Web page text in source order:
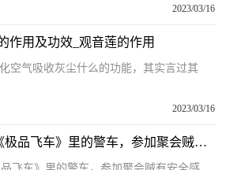
2023/03/16
作用及功效_观音莲的作用
空气吸收灰尘什么的功能，其实言过其
2023/03/16
车友把宝马E36改成《极品飞车》里的警车，参加聚会贼有安全感